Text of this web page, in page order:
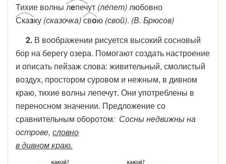
Тихие волны лепечут (ле́пет) любовно
Сказку (сказочка)свою (свой). (В. Брюсов)
2. В воображении рисуется высокий сосновый
бор на берегу озера. Помогают создать настроение
и описать пейзаж слова: живительный, смолистый
воздух, простором суровом и нежным, в дивном
краю, тихие волны лепечут. Они употреблены в
переносном значении. Предложение со
сравнительным оборотом: Сосны недвижны на
острове, словно
в дивном краю.